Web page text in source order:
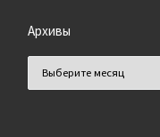
Архивы